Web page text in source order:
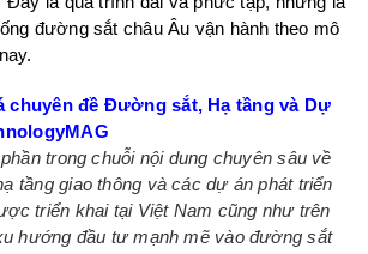
đường sắt châu Âu vận hành theo mô
chuyên đề Đường sắt, Hạ tầng và Dự
trong chuỗi nội dung chuyên sâu về
tầng giao thông và các dự án phát triển
triển khai tại Việt Nam cũng như trên
hướng đầu tư mạnh mẽ vào đường sắt